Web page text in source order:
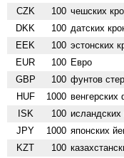
CZK 100 чешских
DKK 100 датских
EEK 100 эстонских
EUR 100 Евро
GBP 100 фунтов
HUF 1000 венгерских
ISK 100 исландских
JPY 1000 японских
KZT 100